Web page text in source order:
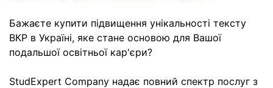
Бажаєте купити підвищення унікальності тексту
ВКР в Україні, яке стане основою для Вашої
подальшої освітньої кар'єри?
StudExpert Company надає повний спектр послуг з